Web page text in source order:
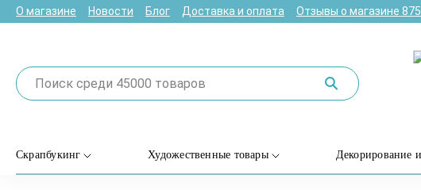
О магазине Новости Блог Доставка и оплата Отзывы о магазине 875
Скрапбукинг Художественные товары Декорирование